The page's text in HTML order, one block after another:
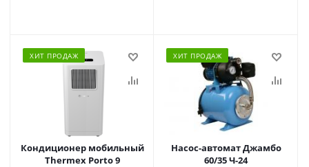
ХИТ ПРОДАЖ
Кондиционер мобильный
Thermex Porto 9
ХИТ ПРОДАЖ
Насос-автомат Джамбо
60/35 Ч-24